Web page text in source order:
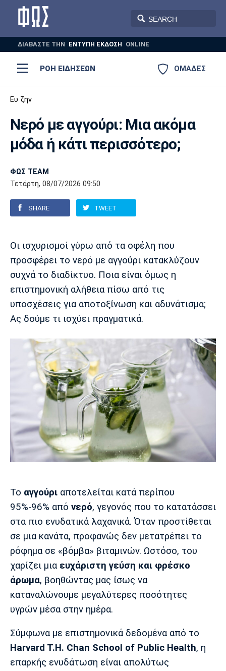
ΔΙΑΒΑΣΤΕ THN ΕΝΤΥΠΗ ΕΚΔΟΣΗ ONLINE
ΟΜΑΔΕΣ
ΡΟΗ ΕΙΔΗΣΕΩΝ
ΒΟΛΕΪ ΠΟΛΟ ΣΠΟΡ
AUTO-MOTO
Ποδόσφαιρο
Super League 1
Super League 2
Γ Εθνική
Ελλάδα
Europa League
Conference League
Διεθνή
Εθνικές Ομάδες
Κύπελλο
Διαιτησία
Ποδόσφαιρο Γυναικών
Μπάσκετ
Ελλάδα
Εθνική
EuroLeague
Α Γυναικών
Champions League
Κύπελλο
EuroCup
Basket League
Α2 Μπάσκετ
FIBA World Cup 2023
Ολυμπιακοί Αγώνες
Βόλεϊ
Πόλο
Σπορ
Στίβος
Γυμναστική
Κολύμβηση
Χάντμπολ
Auto-Moto
Αυτοκίνητο
Formula 1
Μοτοσυκλέτα
Tech
Gaming
Gadgets
Smartphones
Θέατρο
Σινεμά
Ευ ζην
Βιβλίο
Μουσική
Blogs
Η Εφημερίδα
Πρωτοσέλιδα
Έντυπη έκδοση
Στήλες
Cine Spot
Running
Media
Παρασκήνιο
Ολυμπιακός ΑΕΚ ΠΑΟΚ
Παναθηναϊκός Ατρόμητος
Αστέρας
ΠΑΣ Γιάννινα Λεβαδειακός
Παναιτωλικός Λαμία
Απόλλων
Σμύρνης
Άρης ΟΦΗ
Παναχαϊκή Βόλος
Ιωνικός Κηφισιά Πανσερραϊκός
Μπαρτσελόνα
Ρεάλ
Μαδρίτης
Ατλέτικο
Μαδρίτης
Γιουνάιτεντ
Ευ ζην
Νερό με αγγούρι: Μια ακόμα
μόδα ή κάτι περισσότερο;
ΦΩΣ TEAM
Τετάρτη, 08/07/2026 09:50
SHARE TWEET
Οι ισχυρισμοί γύρω από τα οφέλη που
προσφέρει το νερό με αγγούρι κατακλύζουν
συχνά το διαδίκτυο. Ποια είναι όμως η
επιστημονική αλήθεια πίσω από τις
υποσχέσεις για αποτοξίνωση και αδυνάτισμα;
Ας δούμε τι ισχύει πραγματικά.
Το αγγούρι αποτελείται κατά περίπου
95%-96% από νερό, γεγονός που το κατατάσσει
στα πιο ενυδατικά λαχανικά. Όταν προστίθεται
σε μια κανάτα, προφανώς δεν μετατρέπει το
ρόφημα σε «βόμβα» βιταμινών. Ωστόσο, του
χαρίζει μια ευχάριστη γεύση και φρέσκο
άρωμα, βοηθώντας μας ίσως να
καταναλώνουμε μεγαλύτερες ποσότητες
υγρών μέσα στην ημέρα.
Σύμφωνα με επιστημονικά δεδομένα από το
Harvard T.H. Chan School of Public Health, η
επαρκής ενυδάτωση είναι απολύτως